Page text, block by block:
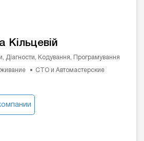
Кільцевій
Діагности, Кодування, Програмування
СТО и Автомастерские